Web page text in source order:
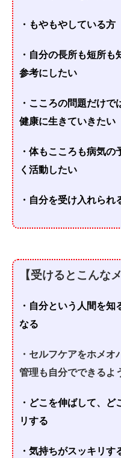
・もやもやしている方
・自分の長所も短所
参考にしたい
・こころの問題だけ
健康に生きていきたい
・体もこころも病気
く活動したい
・自分を受け入れられ
【受けるとこんな
・自分という人間を知
なる
・セルフケアをホメ
管理も自分でできるよ
・どこを伸ばして、
リする
・気持ちがスッキリす